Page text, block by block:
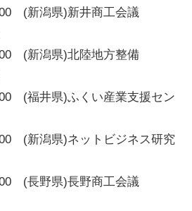
(新潟県)新井商工会議
(新潟県)北陸地方整備
(福井県)ふくい産業支援セン
(新潟県)ネットビジネス研究
(長野県)長野商工会議